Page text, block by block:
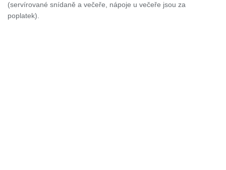
(servírované snídaně a večeře, nápoje u večeře jsou za
poplatek).